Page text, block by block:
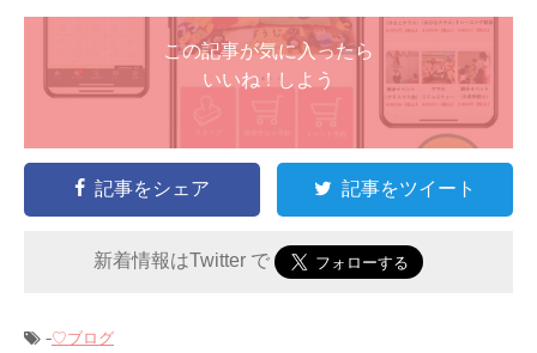
この記事が気に入ったら
いいね ! しよう
記事をシェア 記事をツイート
新着情報はTwitter で
-♡ブログ